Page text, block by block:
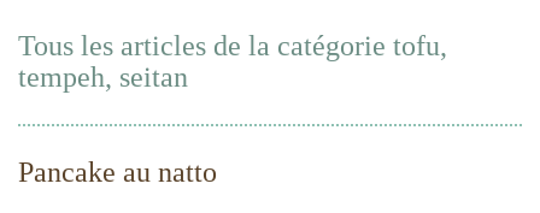
Tous les articles de la catégorie tofu,
tempeh, seitan
Pancake au natto